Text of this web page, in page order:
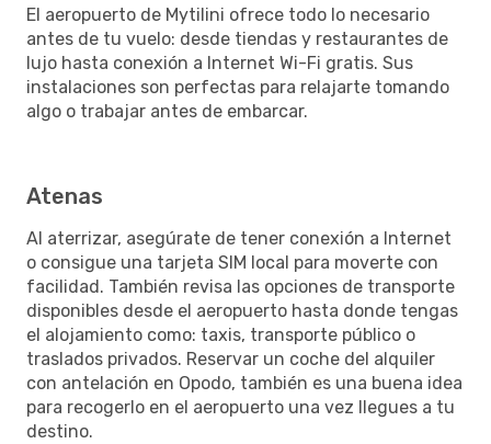
El aeropuerto de Mytilini ofrece todo lo necesario
antes de tu vuelo: desde tiendas y restaurantes de
lujo hasta conexión a Internet Wi-Fi gratis. Sus
instalaciones son perfectas para relajarte tomando
algo o trabajar antes de embarcar.
Atenas
Al aterrizar, asegúrate de tener conexión a Internet
o consigue una tarjeta SIM local para moverte con
facilidad. También revisa las opciones de transporte
disponibles desde el aeropuerto hasta donde tengas
el alojamiento como: taxis, transporte público o
traslados privados. Reservar un coche del alquiler
con antelación en Opodo, también es una buena idea
para recogerlo en el aeropuerto una vez llegues a tu
destino.